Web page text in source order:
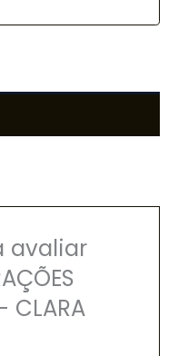
avaliar
CLARA